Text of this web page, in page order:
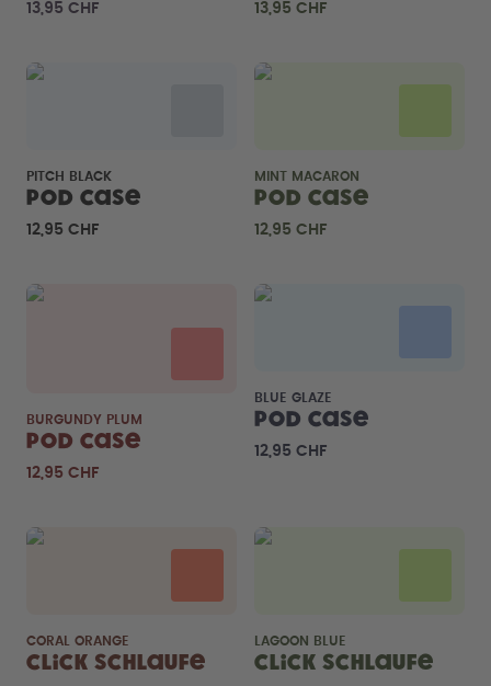
13,95 CHF 13,95 CHF
PITCH BLACK
Pod Case
12,95 CHF
MINT MACARON
Pod Case
12,95 CHF
BURGUNDY PLUM
Pod Case
12,95 CHF
BLUE GLAZE
Pod Case
12,95 CHF
CORAL ORANGE
Click Schlaufe
LAGOON BLUE
Click Schlaufe